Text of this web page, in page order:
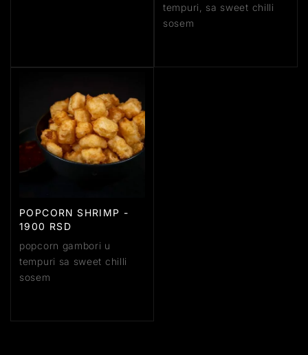
tempuri, sa sweet chilli
sosem
POPCORN SHRIMP -
1900 RSD
popcorn gambori u
tempuri sa sweet chilli
sosem